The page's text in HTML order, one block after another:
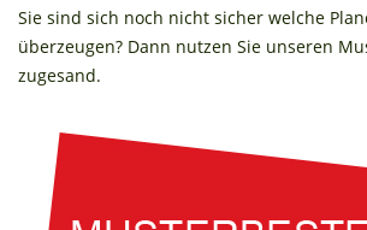
Sie sind sich noch nicht sicher welche
überzeugen? Dann nutzen Sie unseren
zugesand.